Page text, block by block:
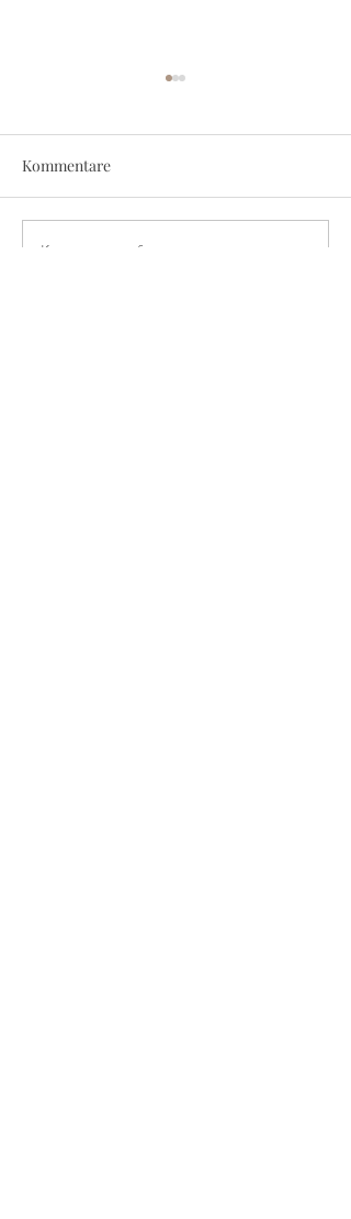
Light of the world
Kommentare
Kommentar verfassen...